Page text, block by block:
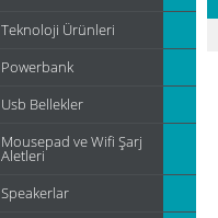
Teknoloji Ürünleri
Powerbank
Usb Bellekler
Mousepad ve Wifi Şarj
Aletleri
Speakerlar